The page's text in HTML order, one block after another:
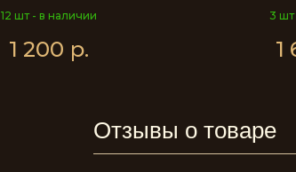
Директора
12 шт - в наличии
1 200 р.
3 шт
1
Отзывы о товаре